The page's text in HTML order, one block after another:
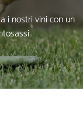
i nostri vini con un